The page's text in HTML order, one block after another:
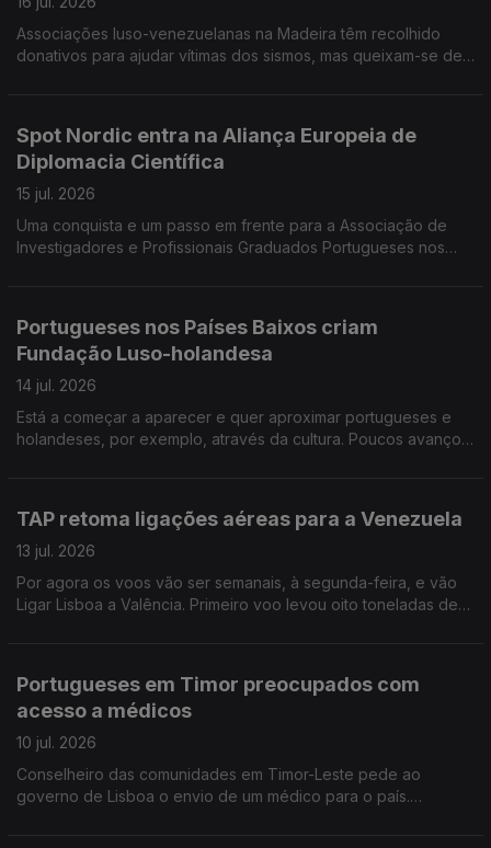
Associações luso-venezuelanas na Madeira têm recolhido
donativos para ajudar vítimas dos sismos, mas queixam-se de
Spot Nordic entra na Aliança Europeia de
Diplomacia Científica
15 jul. 2026
Uma conquista e um passo em frente para a Associação de
Investigadores e Profissionais Graduados Portugueses nos
Portugueses nos Países Baixos criam
Fundação Luso-holandesa
14 jul. 2026
Está a começar a aparecer e quer aproximar portugueses e
holandeses, por exemplo, através da cultura. Poucos avanços
TAP retoma ligações aéreas para a Venezuela
13 jul. 2026
Por agora os voos vão ser semanais, à segunda-feira, e vão
Ligar Lisboa a Valência. Primeiro voo levou oito toneladas de
Portugueses em Timor preocupados com
acesso a médicos
10 jul. 2026
Conselheiro das comunidades em Timor-Leste pede ao
governo de Lisboa o envio de um médico para o país.